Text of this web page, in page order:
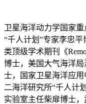
卫星海洋动力学国家
“千人计划”专家李忠
类顶级学术期刊《
博士，美国大气海洋
士，国家卫星海洋应
二海洋研究所“千人计
实验室主任柴扉博士